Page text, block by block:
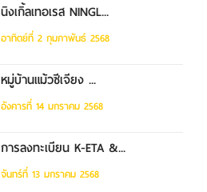
นิงเกิ้ลเทอเรส NINGL...
อาทิตย์ที่ 2 กุมภาพันธ์ 2568
หมู่บ้านแม้วซีเจียง ...
อังคารที่ 14 มกราคม 2568
การลงทะเบียน K-ETA &...
จันทร์ที่ 13 มกราคม 2568